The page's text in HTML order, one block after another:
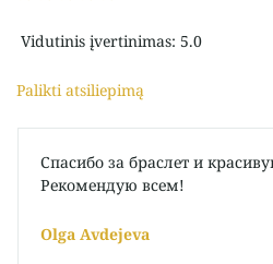
Vidutinis įvertinimas: 5.0
Palikti atsiliepimą
Спасибо за браслет и
Рекомендую всем!
Olga Avdejeva